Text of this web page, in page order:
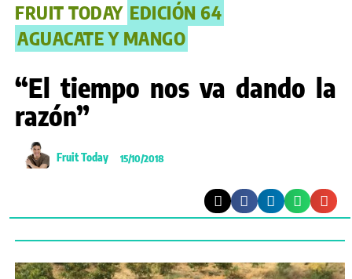
FRUIT TODAY EDICIÓN 64
AGUACATE Y MANGO
“El tiempo nos va dando la
razón”
Fruit Today 15/10/2018